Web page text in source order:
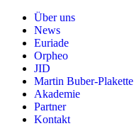
Über uns
News
Euriade
Orpheo
JID
Martin Buber-Plakette
Akademie
Partner
Kontakt